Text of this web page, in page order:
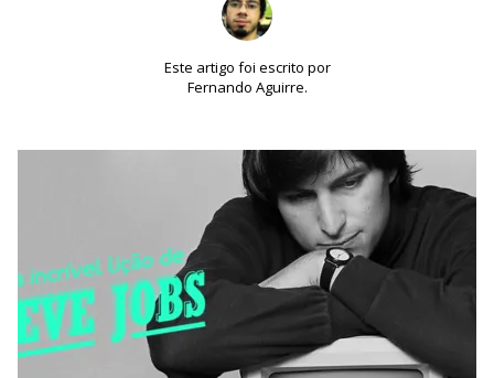
Este artigo foi escrito por
Fernando Aguirre.